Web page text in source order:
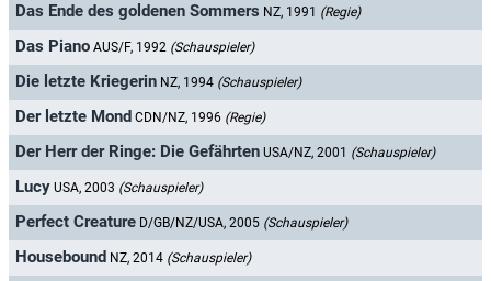
Das Ende des goldenen Sommers NZ, 1991 (Regie)
Das Piano AUS/F, 1992 (Schauspieler)
Die letzte Kriegerin NZ, 1994 (Schauspieler)
Der letzte Mond CDN/NZ, 1996 (Regie)
Der Herr der Ringe: Die Gefährten USA/NZ, 2001 (Schauspieler)
Lucy USA, 2003 (Schauspieler)
Perfect Creature D/GB/NZ/USA, 2005 (Schauspieler)
Housebound NZ, 2014 (Schauspieler)